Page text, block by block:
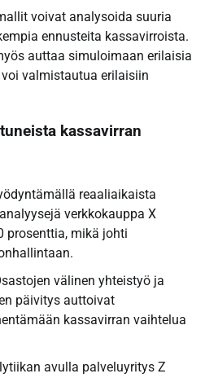
voivat analysoida suuria
ennusteita kassavirroista.
auttaa simuloimaan erilaisia
valmistautua erilaisiin
kassavirran
reaaliaikaista
verkkokauppa X
prosenttia, mikä johti
välinen yhteistyö ja
päivitys auttoivat
kassavirran vaihtelua
avulla palveluyritys Z